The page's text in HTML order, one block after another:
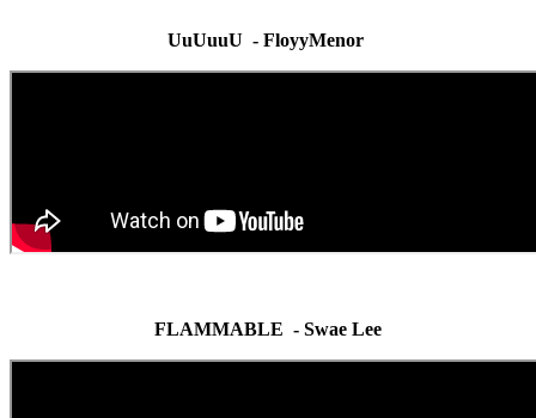
UuUuuU - FloyyMenor
FLAMMABLE - Swae Lee